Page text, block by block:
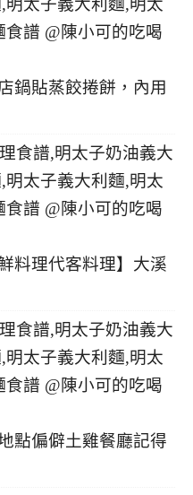
鍋貼蒸餃捲餅，內用
料理代客料理】大溪
點偏僻土雞餐廳記得